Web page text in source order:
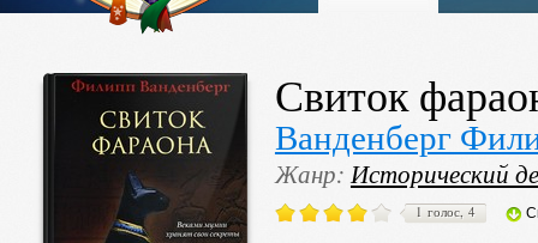
Свиток
Ванденберг
Жанр:Исторический
1 голос, 4